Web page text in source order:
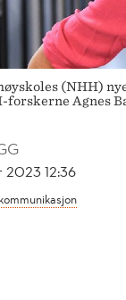
(NHH)
Agnes
2023 12:36